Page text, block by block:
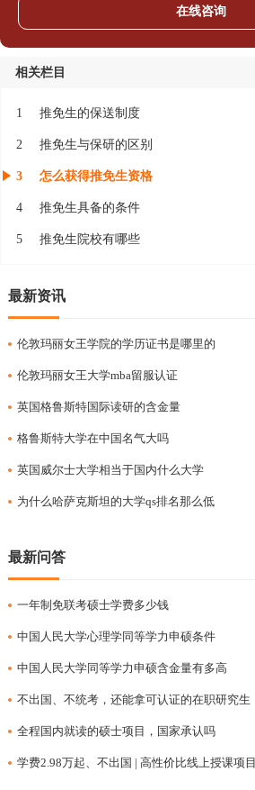
在线咨询
相关栏目
1 推免生的保送制度
2 推免生与保研的区别
3 怎么获得推免生资格
4 推免生具备的条件
5 推免生院校有哪些
最新资讯
伦敦玛丽女王学院的学历证书是哪里的
伦敦玛丽女王大学mba留服认证
英国格鲁斯特国际读研的含金量
格鲁斯特大学在中国名气大吗
英国威尔士大学相当于国内什么大学
为什么哈萨克斯坦的大学qs排名那么低
最新问答
一年制免联考硕士学费多少钱
中国人民大学心理学同等学力申硕条件
中国人民大学同等学力申硕含金量有多高
不出国、不统考，还能拿可认证的在职研究生
全程国内就读的硕士项目，国家承认吗
学费2.98万起、不出国 | 高性价比线上授课项目